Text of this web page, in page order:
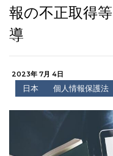
報の不正取得
導
2023年 7月 4日
日本 個人情報保護法